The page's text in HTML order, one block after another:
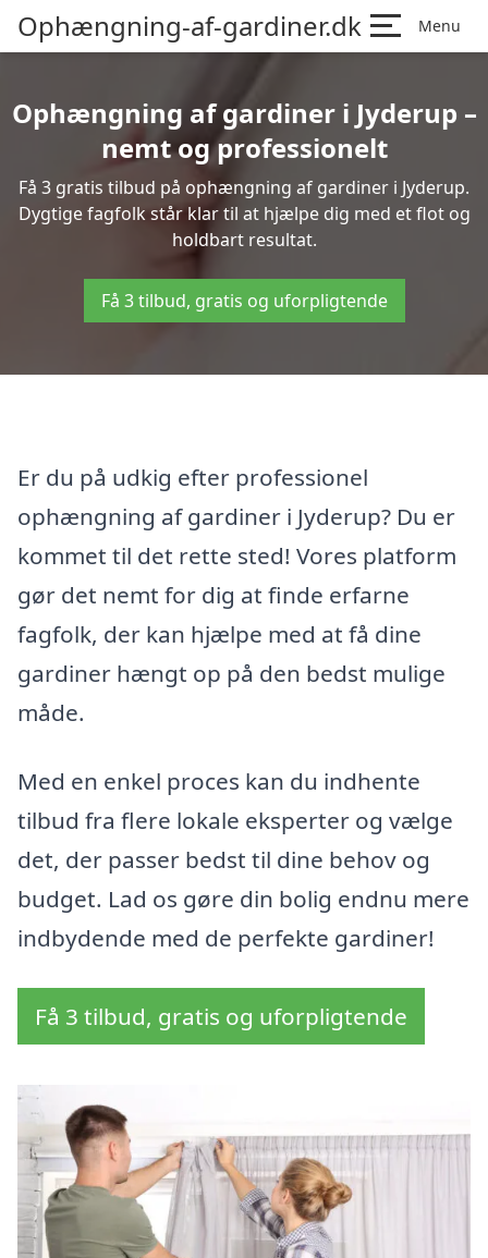
Ophængning-af-gardiner.dk Menu
Ophængning af gardiner i Jyderup –
nemt og professionelt
Få 3 gratis tilbud på ophængning af gardiner i Jyderup.
Dygtige fagfolk står klar til at hjælpe dig med et flot og
holdbart resultat.
Få 3 tilbud, gratis og uforpligtende
Er du på udkig efter professionel
ophængning af gardiner i Jyderup? Du er
kommet til det rette sted! Vores platform
gør det nemt for dig at finde erfarne
fagfolk, der kan hjælpe med at få dine
gardiner hængt op på den bedst mulige
måde.
Med en enkel proces kan du indhente
tilbud fra flere lokale eksperter og vælge
det, der passer bedst til dine behov og
budget. Lad os gøre din bolig endnu mere
indbydende med de perfekte gardiner!
Få 3 tilbud, gratis og uforpligtende